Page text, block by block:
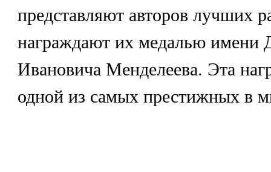
представляют авторов лучших
награждают их медалью имени
Ивановича Менделеева. Эта
одной из самых престижных в